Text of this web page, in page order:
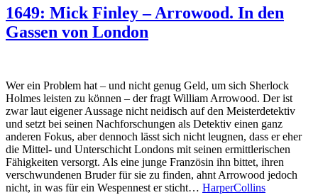
Simon
Mason
–
1649: Mick Finley – Arrowood. In den
Gassen von London
Wer ein Problem hat – und nicht genug Geld, um sich Sherlock
Holmes leisten zu können – der fragt William Arrowood. Der ist
zwar laut eigener Aussage nicht neidisch auf den Meisterdetektiv
und setzt bei seinen Nachforschungen als Detektiv einen ganz
anderen Fokus, aber dennoch lässt sich nicht leugnen, dass er eher
die Mittel- und Unterschicht Londons mit seinen ermittlerischen
Fähigkeiten versorgt. Als eine junge Französin ihn bittet, ihren
verschwundenen Bruder für sie zu finden, ahnt Arrowood jedoch
nicht, in was für ein Wespennest er sticht… HarperCollins